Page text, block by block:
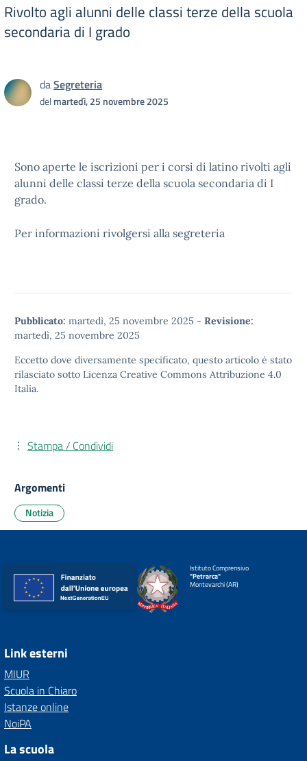
Rivolto agli alunni delle classi terze della scuola
secondaria di I grado
daSegreteria
delmartedì, 25 novembre 2025
Sono aperte le iscrizioni per i corsi di latino rivolti agli
alunni delle classi terze della scuola secondaria di I
grado.
Per informazioni rivolgersi alla segreteria
Pubblicato: martedì, 25 novembre 2025 - Revisione:
martedì, 25 novembre 2025
Eccetto dove diversamente specificato, questo articolo è stato
rilasciato sotto Licenza Creative Commons Attribuzione 4.0
Italia.
Stampa / Condividi
Argomenti
Notizia
Istituto Comprensivo
"Petrarca"
Montevarchi (AR)
Link esterni
MIUR
Scuola in Chiaro
Istanze online
NoiPA
La scuola